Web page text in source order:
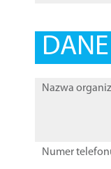
Nazwa
Numer